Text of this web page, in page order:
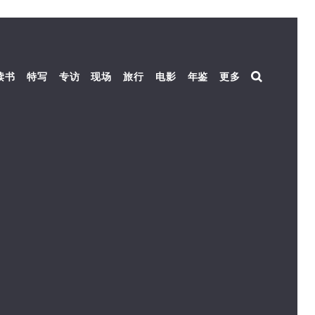
书 特写 专访 现场 旅行 电影 年鉴 更多